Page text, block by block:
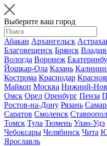
Выберите ваш город
Абакан Архангельск
Благовещенск Брянск
Вологда Воронеж
Йошкар-Ола Казань
Кострома Краснодар
Майкоп Москва Нижний-
Омск Орел Оренбург Пенза
Ростов-на-Дону Рязань
Саратов Смоленск
Томск Тула Тюмень Улан-Удэ
Чебоксары Челябинск Чита
Ярославль